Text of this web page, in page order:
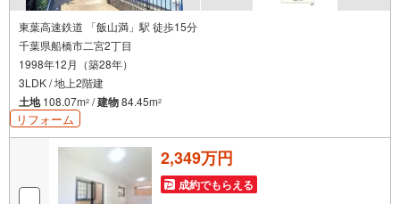
東葉高速鉄道 「飯山満」駅 徒歩15分
千葉県船橋市二宮2丁目
1998年12月（築28年）
3LDK / 地上2階建
土地108.07m2 /建物84.45m2
リフォーム
2,349万円
成約でもらえる